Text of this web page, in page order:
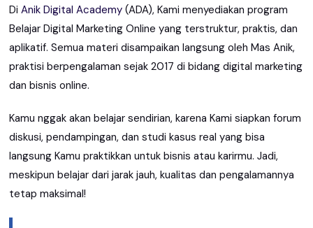
DiAnik Digital Academy (ADA), Kami menyediakan program
Belajar Digital Marketing Online yang terstruktur, praktis, dan
aplikatif. Semua materi disampaikan langsung oleh Mas Anik,
praktisi berpengalaman sejak 2017 di bidang digital marketing
dan bisnis online.
Kamu nggak akan belajar sendirian, karena Kami siapkan forum
diskusi, pendampingan, dan studi kasus real yang bisa
langsung Kamu praktikkan untuk bisnis atau karirmu. Jadi,
meskipun belajar dari jarak jauh, kualitas dan pengalamannya
tetap maksimal!